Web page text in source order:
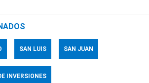
SAN LUIS SAN JUAN
INVERSIONES